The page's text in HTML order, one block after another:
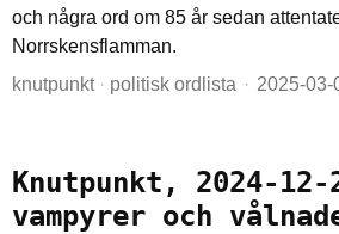
och några ord om 85 år sedan
Norrskensflamman.
knutpunkt · politisk ordlista 2025-03-
Knutpunkt, 2024-12-
vampyrer och